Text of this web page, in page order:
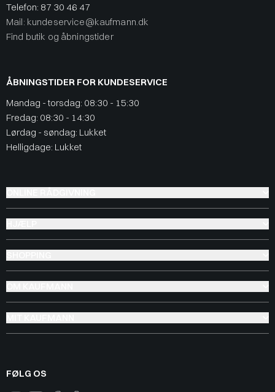
Telefon: 87 30 46 47
Mail: kundeservice@kaufmann.dk
Find butik og åbningstider
ÅBNINGSTIDER FOR KUNDESERVICE
Mandag - torsdag: 08:30 - 15:30
Fredag: 08:30 - 14:30
Lørdag - søndag: Lukket
Helligdage: Lukket
FØLG OS